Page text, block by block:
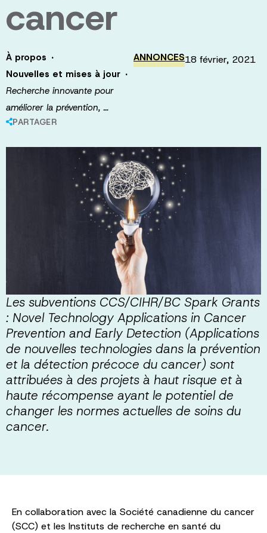
cancer
À propos ·
Nouvelles et mises à jour ·
Recherche innovante pour
améliorer la prévention, …
PARTAGER
ANNONCES18 février, 2021
Les subventions CCS/CIHR/BC Spark Grants
: Novel Technology Applications in Cancer
Prevention and Early Detection (Applications
de nouvelles technologies dans la prévention
et la détection précoce du cancer) sont
attribuées à des projets à haut risque et à
haute récompense ayant le potentiel de
changer les normes actuelles de soins du
cancer.
En collaboration avec la Société canadienne du cancer
(SCC) et les Instituts de recherche en santé du